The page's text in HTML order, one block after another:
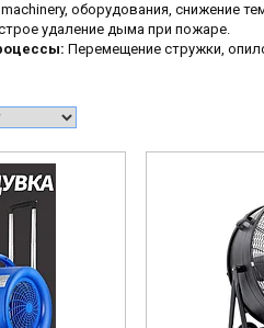
оборудования, снижение
удаление дыма при пожаре.
Перемещение стружки,